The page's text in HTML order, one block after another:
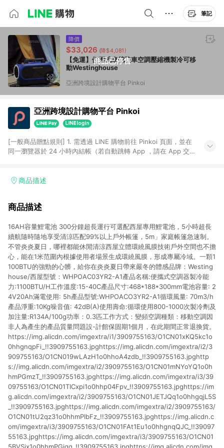
筆記
商品已停售
降價
$33,026 (降$4,081)
【免運】便攜式車載駐車空調壓縮機製冷可移
動Westinghouse
亞洲跨境設計購物平台 Pinkoi
亞洲跨境設計購物平台 Pinkoi
[一般商品贈點規則] 1. 需透過 LINE 購物前往 Pinkoi 頁面，並在
同一瀏覽器於 24 小時內結帳（若自動跳轉 App ，請在 App 交
回饋訂單不得享有 Pinkoi 站方優惠，例如首購優惠，P coins，
行為，不具贈點資格，部分退款不在此限。 6. APP 請更新至
貨後 45 天後發送。 8. 群眾募資商品，禮物卡，開館保證金，補
運費，攤位費等不具贈點資格。 9. LINE 購物站上之商品規格、
顏色、價位、贈品如與 Pinkoi 商品資訊頁及購物車不符，以
Pinkoi 購物商品資訊頁及購物車標示為準。 10. 點數紅包使用規
則請以點數紅包活動說明為準。 11. 若於 LINE 購物前往 Pinkoi
頁面後才首次下載 Pinkoi APP 並完成訂單，不符合導購資格；承
上，首次下載 Pinkoi APP 後，需透過 LINE 購物前往 Pinkoi 頁
面，方享導購資格。
商品描述
商品描述
16AH容量鯉電池 300分鐘超長運行可選配西屋專用鯉電池，5小時超長
續航隨時隨地享受清涼匹配99%以上戶外帳篷，5m」家庭帳篷急速制。
不管炎炎夏日，哪裡都能休閒清涼西屋立體環繞風膜技術戶外空間也不擔
心，能在1米范圍內根據使用者場景生成環繞風膜，形成專屬冷域。一顆1
100BTU的強勁的心髒，給你在炎炎夏日帶來嚴冬的體感品牌：Westing
house/西屋型號：WHPOAC03YR2-A1產品名稱:便攜式空調器製冷能
力:1100BTU/H工作溫度:15-40C產品尺寸:468*188*300mm電池容量: 2
4V20Ah滿電使用: 5h產品型號:WHPOACO3YR2-A1循環風量: 70m3/h
產品淨重:10Kg噪音值: 42dB(A)使用壽命:循環使用800-1000次製冷劑及
加注量:R134A/100g功率：0.3匹工作方式：變頻空調種類：移動空調因
非人為產生的產品質量問題設-計館保固期1個月，在此期間正常退換貨。
https://img.alicdn.com/imgextra/i1/3909755163/O1CN01xKQ5kc1o
0hhgnqpFi_!!3909755163.jpghttps://img.alicdn.com/imgextra/i2/3
909755163/O1CN019wLAzH1o0hhoA4zdb_!!3909755163.jpghttp
s://img.alicdn.com/imgextra/i2/3909755163/O1CN01mNYoYQ1o0h
hmPGmzT_!!3909755163.jpghttps://img.alicdn.com/imgextra/i3/39
09755163/O1CN01TICxpi1o0hhp04Fpv_!!3909755163.jpghttps://im
g.alicdn.com/imgextra/i2/3909755163/O1CN01JETJQq1o0hhgqjL5S
_!!3909755163.jpghttps://img.alicdn.com/imgextra/i2/3909755163/
O1CN01tU2qz31o0hhmPIbFz_!!3909755163.jpghttps://img.alicdn.c
om/imgextra/i3/3909755163/O1CN01FAt1Eu1o0hhgnqQJC_!!39097
55163.jpghttps://img.alicdn.com/imgextra/i3/3909755163/O1CN01